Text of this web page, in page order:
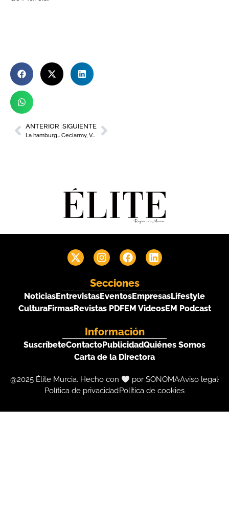
ANTERIOR
La hamburguesería Vicio abre en Nueva Condomina su primer establecimiento en la Región
SIGUIENTE
Ceciarmy, Ventura y Cristóbal Soria conforman la escudería de ElPozo King Upp para Kart Royale
Secciones
NoticiasEntrevistasEventosEmpresasLifestyle
CulturaFirmasRevistas PDFEM VideosEM Podcast
Información
SuscríbeteContactoPublicidadQuiénes Somos
Carta de la Directora
@2025 Élite Murcia. Hecho con por SONOMAAviso legal
Política de privacidadPolítica de cookies